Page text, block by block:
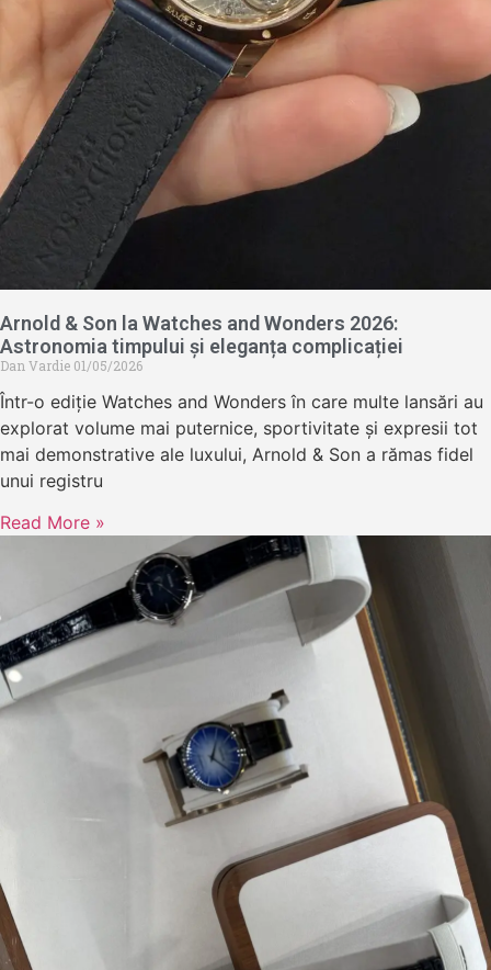
Arnold & Son la Watches and Wonders 2026:
Astronomia timpului și eleganța complicației
Dan Vardie 01/05/2026
Într-o ediție Watches and Wonders în care multe lansări au
explorat volume mai puternice, sportivitate și expresii tot
mai demonstrative ale luxului, Arnold & Son a rămas fidel
unui registru
Read More »